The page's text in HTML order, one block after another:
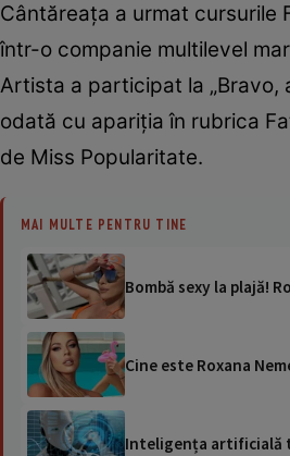
Cântăreața a urmat cursurile
într-o companie multilevel
Artista a participat la „Bravo,
odată cu apariția în rubrica
de Miss Popularitate.
MAI MULTE PENTRU TINE
Bombă sexy la plajă!
Cine este Roxana
Inteligența artificială